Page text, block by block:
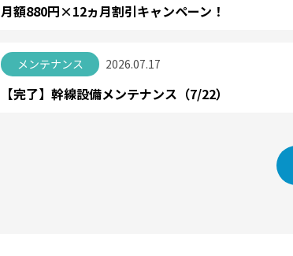
月額880円×12ヵ月割引キャンペーン！
メンテナンス 2026.07.17
【完了】幹線設備メンテナンス（7/22）